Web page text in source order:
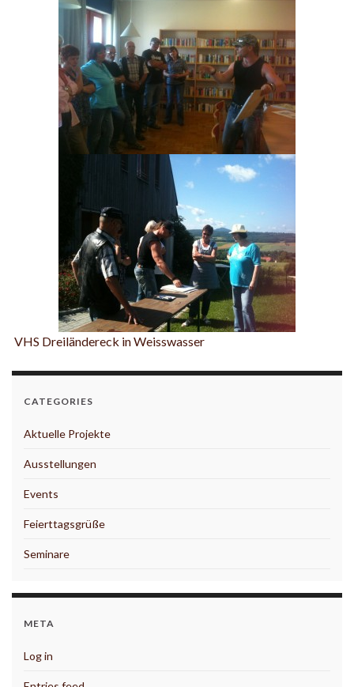
VHS Dreiländereck in Weisswasser
CATEGORIES
Aktuelle Projekte
Ausstellungen
Events
Feierttagsgrüße
Seminare
META
Log in